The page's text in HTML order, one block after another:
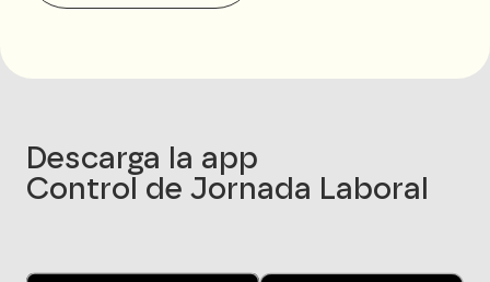
Descarga la app
Control de Jornada Laboral